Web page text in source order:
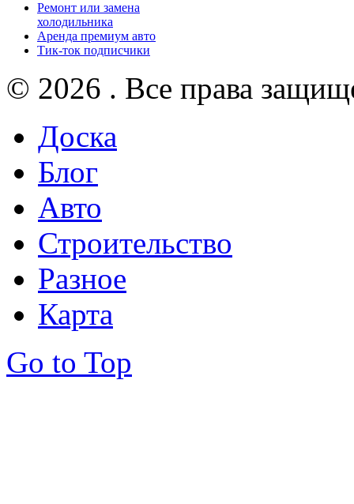
Ремонт или замена
холодильника
Аренда премиум авто
Тик-ток подписчики
© 2026 . Все права
Доска
Блог
Авто
Строительство
Разное
Карта
Go to Top